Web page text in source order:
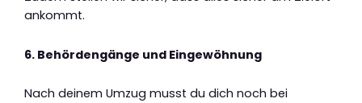
ankommt.
6. Behördengänge und Eingewöhnung
Nach deinem Umzug musst du dich noch bei